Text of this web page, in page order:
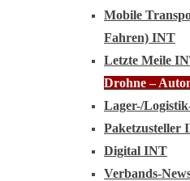
Mobile
Fahren) INT
Letzte Meile
Drohne –
Lager-/
Paketzusteller
Digital INT
Verbands-